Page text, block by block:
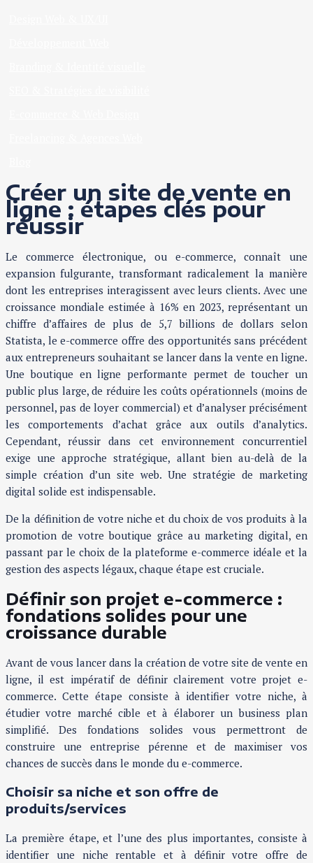
Créer un site de vente en
ligne : étapes clés pour
réussir
Le commerce électronique, ou e-commerce, connaît une
expansion fulgurante, transformant radicalement la manière
dont les entreprises interagissent avec leurs clients. Avec une
croissance mondiale estimée à 16% en 2023, représentant un
chiffre d’affaires de plus de 5,7 billions de dollars selon
Statista, le e-commerce offre des opportunités sans précédent
aux entrepreneurs souhaitant se lancer dans la vente en ligne.
Une boutique en ligne performante permet de toucher un
public plus large, de réduire les coûts opérationnels (moins de
personnel, pas de loyer commercial) et d’analyser précisément
les comportements d’achat grâce aux outils d’analytics.
Cependant, réussir dans cet environnement concurrentiel
exige une approche stratégique, allant bien au-delà de la
simple création d’un site web. Une stratégie de marketing
digital solide est indispensable.
De la définition de votre niche et du choix de vos produits à la
promotion de votre boutique grâce au marketing digital, en
passant par le choix de la plateforme e-commerce idéale et la
gestion des aspects légaux, chaque étape est cruciale.
Définir son projet e-commerce :
fondations solides pour une
croissance durable
Avant de vous lancer dans la création de votre site de vente en
ligne, il est impératif de définir clairement votre projet e-
commerce. Cette étape consiste à identifier votre niche, à
étudier votre marché cible et à élaborer un business plan
simplifié. Des fondations solides vous permettront de
construire une entreprise pérenne et de maximiser vos
chances de succès dans le monde du e-commerce.
Choisir sa niche et son offre de
produits/services
La première étape, et l’une des plus importantes, consiste à
identifier une niche rentable et à définir votre offre de